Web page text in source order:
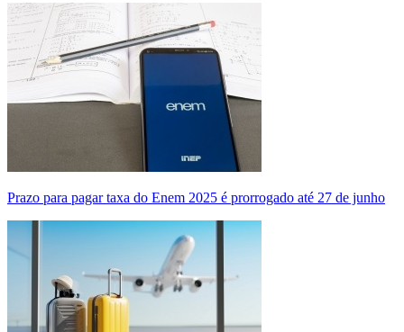
Prazo para pagar taxa do Enem 2025 é prorrogado até 27 de junho